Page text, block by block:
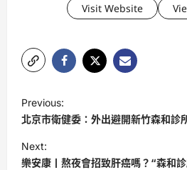
Visit Website
o
s
t
Previous:
北京市衛健委：外出避開新竹森和診
Next:
樂安康丨熬夜會招致肝癌嗎？“森和